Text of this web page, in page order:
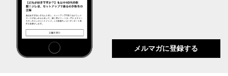
メルマガに登録する